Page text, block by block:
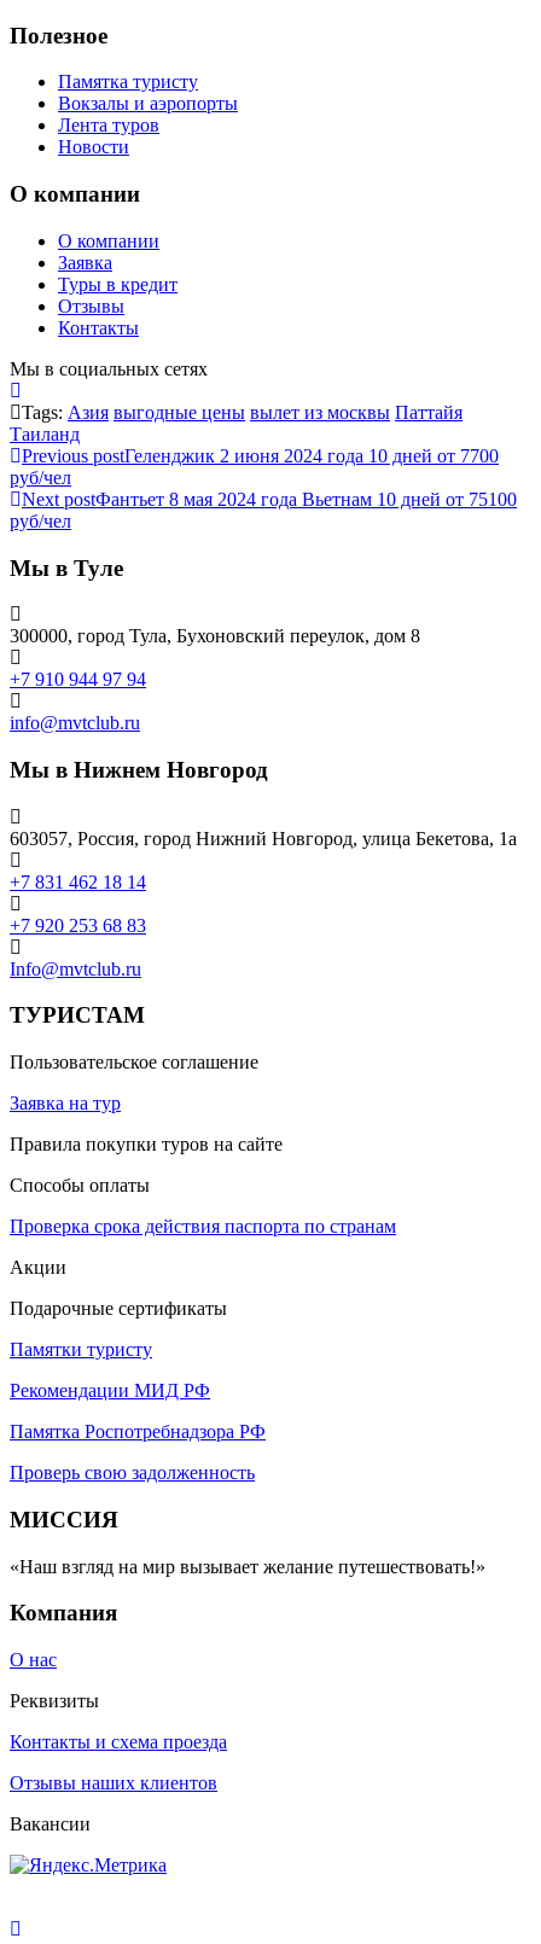
Полезное
Памятка туристу
Вокзалы и аэропорты
Лента туров
Новости
О компании
О компании
Заявка
Туры в кредит
Отзывы
Контакты
Мы в социальных сетях
Tags: Азия выгодные цены вылет из москвы Паттайя
Таиланд
Previous postГеленджик 2 июня 2024 года 10 дней от 7700
руб/чел
Next postФантьет 8 мая 2024 года Вьетнам 10 дней от 75100
руб/чел
Мы в Туле
300000, город Тула, Бухоновский переулок, дом 8
+7 910 944 97 94
info@mvtclub.ru
Мы в Нижнем Новгород
603057, Россия, город Нижний Новгород, улица Бекетова, 1а
+7 831 462 18 14
+7 920 253 68 83
Info@mvtclub.ru
ТУРИСТАМ
Пользовательское соглашение
Заявка на тур
Правила покупки туров на сайте
Способы оплаты
Проверка срока действия паспорта по странам
Акции
Подарочные сертификаты
Памятки туристу
Рекомендации МИД РФ
Памятка Роспотребнадзора РФ
Проверь свою задолженность
МИССИЯ
«Наш взгляд на мир вызывает желание путешествовать!»
Компания
О нас
Реквизиты
Контакты и схема проезда
Отзывы наших клиентов
Вакансии